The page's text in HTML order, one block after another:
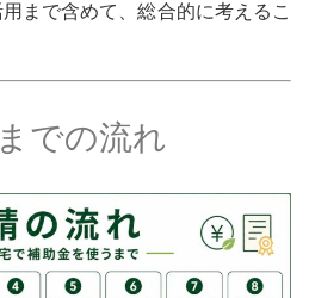
まで含めて、総合的に考えるこ
での流れ